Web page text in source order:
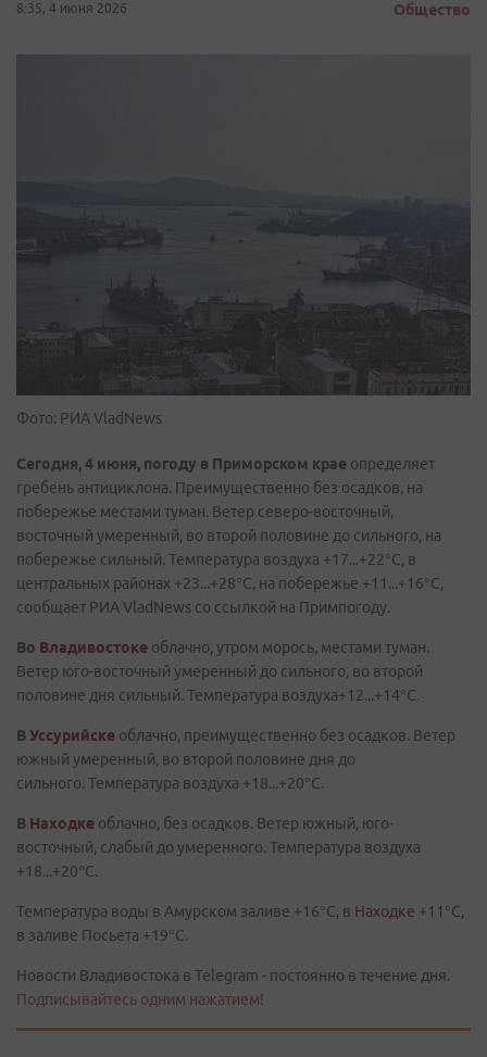
8:35, 4 июня 2026 Общество
Фото: РИА VladNews
Сегодня, 4 июня, погоду в Приморском крае определяет
гребень антициклона. Преимущественно без осадков, на
побережье местами туман. Ветер северо-восточный,
восточный умеренный, во второй половине до сильного, на
побережье сильный. Температура воздуха +17...+22°C, в
центральных районах +23...+28°C, на побережье +11...+16°C,
сообщает РИА VladNews со ссылкой на Примпогоду.
Во Владивостоке облачно, утром морось, местами туман.
Ветер юго-восточный умеренный до сильного, во второй
половине дня сильный. Температура воздуха+12...+14°С.
ВУссурийске облачно, преимущественно без осадков. Ветер
южный умеренный, во второй половине дня до
сильного. Температура воздуха +18...+20°С.
В Находке облачно, без осадков. Ветер южный, юго-
восточный, слабый до умеренного. Температура воздуха
+18...+20°С.
Температура воды в Амурском заливе +16°C, в Находке +11°C,
в заливе Посьета +19°C.
Новости Владивостока в Telegram - постоянно в течение дня.
Подписывайтесь одним нажатием!